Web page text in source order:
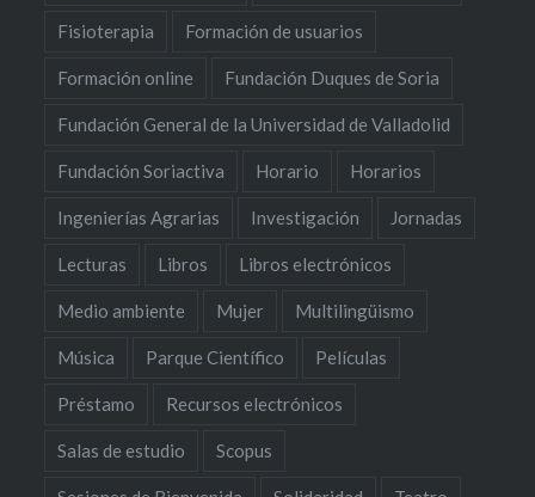
Fisioterapia Formación de usuarios
Formación online Fundación Duques de Soria
Fundación General de la Universidad de Valladolid
Fundación Soriactiva Horario Horarios
Ingenierías Agrarias Investigación Jornadas
Lecturas Libros Libros electrónicos
Medio ambiente Mujer Multilingüismo
Música Parque Científico Películas
Préstamo Recursos electrónicos
Salas de estudio Scopus